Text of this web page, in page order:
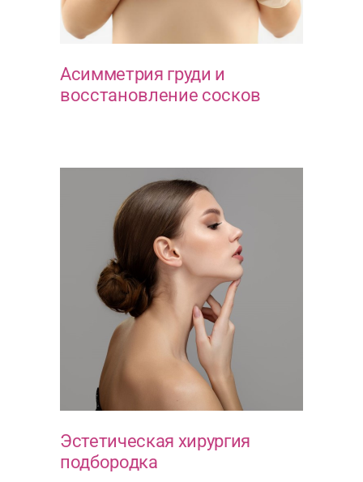
Асимметрия груди и
восстановление сосков
Эстетическая хирургия
подбородка